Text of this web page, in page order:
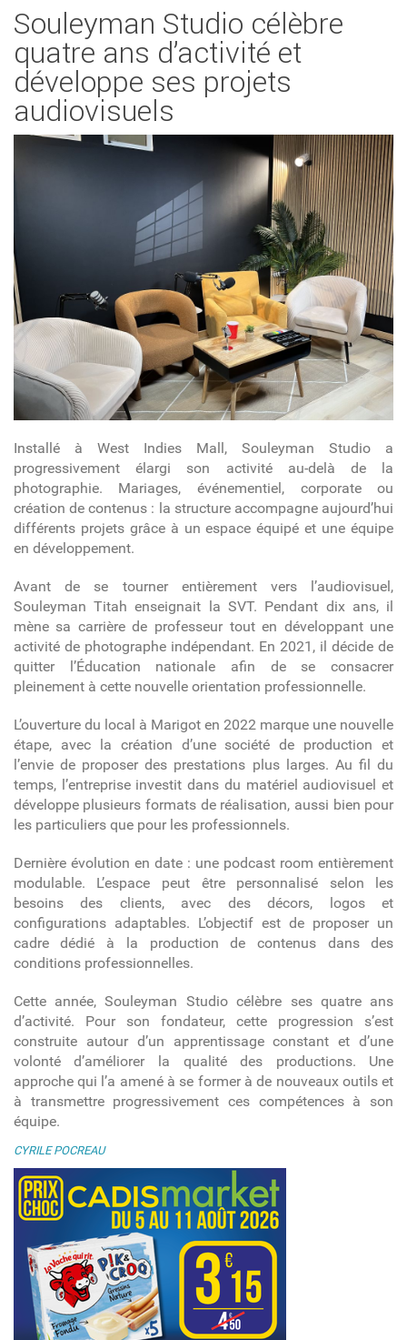
Souleyman Studio célèbre
quatre ans d’activité et
développe ses projets
audiovisuels
Installé à West Indies Mall, Souleyman Studio a
progressivement élargi son activité au-delà de la
photographie. Mariages, événementiel, corporate ou
création de contenus : la structure accompagne aujourd’hui
différents projets grâce à un espace équipé et une équipe
en développement.
Avant de se tourner entièrement vers l’audiovisuel,
Souleyman Titah enseignait la SVT. Pendant dix ans, il
mène sa carrière de professeur tout en développant une
activité de photographe indépendant. En 2021, il décide de
quitter l’Éducation nationale afin de se consacrer
pleinement à cette nouvelle orientation professionnelle.
L’ouverture du local à Marigot en 2022 marque une nouvelle
étape, avec la création d’une société de production et
l’envie de proposer des prestations plus larges. Au fil du
temps, l’entreprise investit dans du matériel audiovisuel et
développe plusieurs formats de réalisation, aussi bien pour
les particuliers que pour les professionnels.
Dernière évolution en date : une podcast room entièrement
modulable. L’espace peut être personnalisé selon les
besoins des clients, avec des décors, logos et
configurations adaptables. L’objectif est de proposer un
cadre dédié à la production de contenus dans des
conditions professionnelles.
Cette année, Souleyman Studio célèbre ses quatre ans
d’activité. Pour son fondateur, cette progression s’est
construite autour d’un apprentissage constant et d’une
volonté d’améliorer la qualité des productions. Une
approche qui l’a amené à se former à de nouveaux outils et
à transmettre progressivement ces compétences à son
équipe.
CYRILE POCREAU